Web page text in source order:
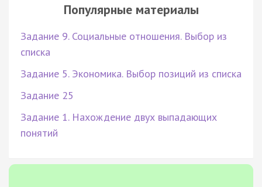
Популярные материалы
Задание 9. Социальные отношения. Выбор из
списка
Задание 5. Экономика. Выбор позиций из списка
Задание 25
Задание 1. Нахождение двух выпадающих
понятий